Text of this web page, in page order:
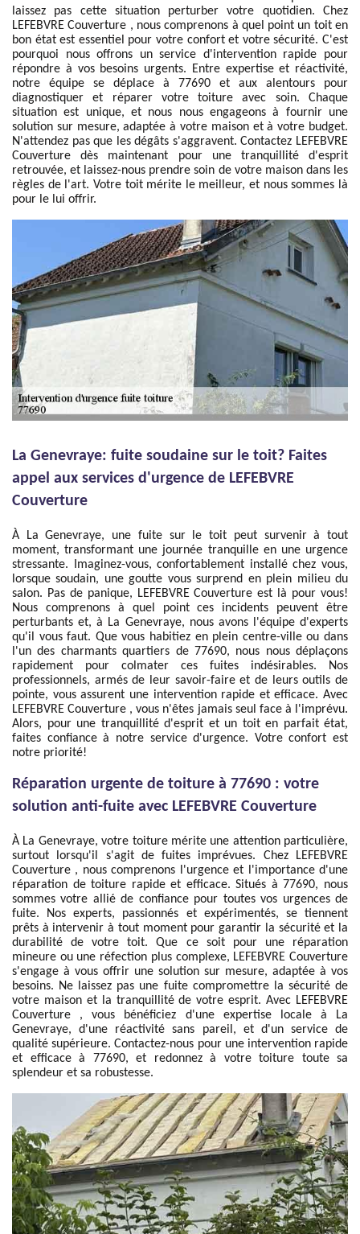
laissez pas cette situation perturber votre quotidien. Chez
LEFEBVRE Couverture , nous comprenons à quel point un toit en
bon état est essentiel pour votre confort et votre sécurité. C'est
pourquoi nous offrons un service d'intervention rapide pour
répondre à vos besoins urgents. Entre expertise et réactivité,
notre équipe se déplace à 77690 et aux alentours pour
diagnostiquer et réparer votre toiture avec soin. Chaque
situation est unique, et nous nous engageons à fournir une
solution sur mesure, adaptée à votre maison et à votre budget.
N'attendez pas que les dégâts s'aggravent. Contactez LEFEBVRE
Couverture dès maintenant pour une tranquillité d'esprit
retrouvée, et laissez-nous prendre soin de votre maison dans les
règles de l'art. Votre toit mérite le meilleur, et nous sommes là
pour le lui offrir.
La Genevraye: fuite soudaine sur le toit? Faites
appel aux services d'urgence de LEFEBVRE
Couverture
À La Genevraye, une fuite sur le toit peut survenir à tout
moment, transformant une journée tranquille en une urgence
stressante. Imaginez-vous, confortablement installé chez vous,
lorsque soudain, une goutte vous surprend en plein milieu du
salon. Pas de panique, LEFEBVRE Couverture est là pour vous!
Nous comprenons à quel point ces incidents peuvent être
perturbants et, à La Genevraye, nous avons l'équipe d'experts
qu'il vous faut. Que vous habitiez en plein centre-ville ou dans
l'un des charmants quartiers de 77690, nous nous déplaçons
rapidement pour colmater ces fuites indésirables. Nos
professionnels, armés de leur savoir-faire et de leurs outils de
pointe, vous assurent une intervention rapide et efficace. Avec
LEFEBVRE Couverture , vous n'êtes jamais seul face à l'imprévu.
Alors, pour une tranquillité d'esprit et un toit en parfait état,
faites confiance à notre service d'urgence. Votre confort est
notre priorité!
Réparation urgente de toiture à 77690 : votre
solution anti-fuite avec LEFEBVRE Couverture
À La Genevraye, votre toiture mérite une attention particulière,
surtout lorsqu'il s'agit de fuites imprévues. Chez LEFEBVRE
Couverture , nous comprenons l'urgence et l'importance d'une
réparation de toiture rapide et efficace. Situés à 77690, nous
sommes votre allié de confiance pour toutes vos urgences de
fuite. Nos experts, passionnés et expérimentés, se tiennent
prêts à intervenir à tout moment pour garantir la sécurité et la
durabilité de votre toit. Que ce soit pour une réparation
mineure ou une réfection plus complexe, LEFEBVRE Couverture
s'engage à vous offrir une solution sur mesure, adaptée à vos
besoins. Ne laissez pas une fuite compromettre la sécurité de
votre maison et la tranquillité de votre esprit. Avec LEFEBVRE
Couverture , vous bénéficiez d'une expertise locale à La
Genevraye, d'une réactivité sans pareil, et d'un service de
qualité supérieure. Contactez-nous pour une intervention rapide
et efficace à 77690, et redonnez à votre toiture toute sa
splendeur et sa robustesse.